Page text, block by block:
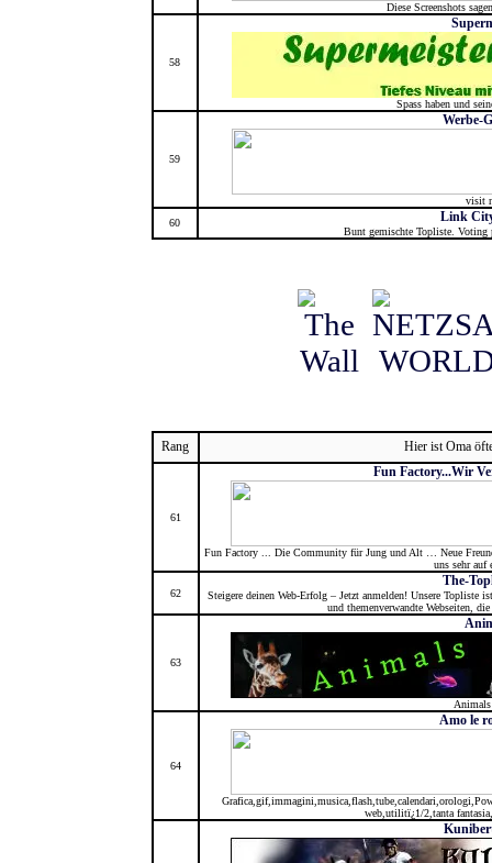
Diese Screenshots
58
Spass haben und
59
Werbe-
visit
60
Link
Bunt gemischte Topliste.
Rang Hier ist Oma
61
Fun Factory...Wir
Fun Factory ... Die Community für Jung und Alt … Neue
uns sehr auf
62
The-
Steigere deinen Web-Erfolg – Jetzt anmelden! Unsere Topliste
und themenverwandte Webseiten,
63
64
Amo le
web,utilitï¿1/2,tanta